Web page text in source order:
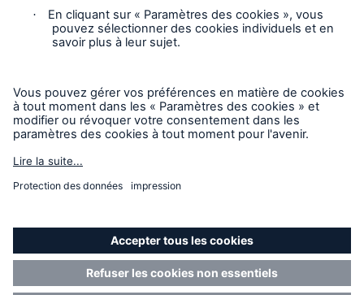
Responsable des plaintes
Paramètres des cookies
Mode accessibilité
© 2026 La Compagnie d’Inspection et d’Assurance
HSB. Tous droits réservés. Ce contenu est destiné
n’invalide aucune des dispositions, exclusions, termes ou
conditions de la police et des avenants. Pour connaître les
termes et dispositions spécifiques, veuillez vous référer au
formulaire de garantie.